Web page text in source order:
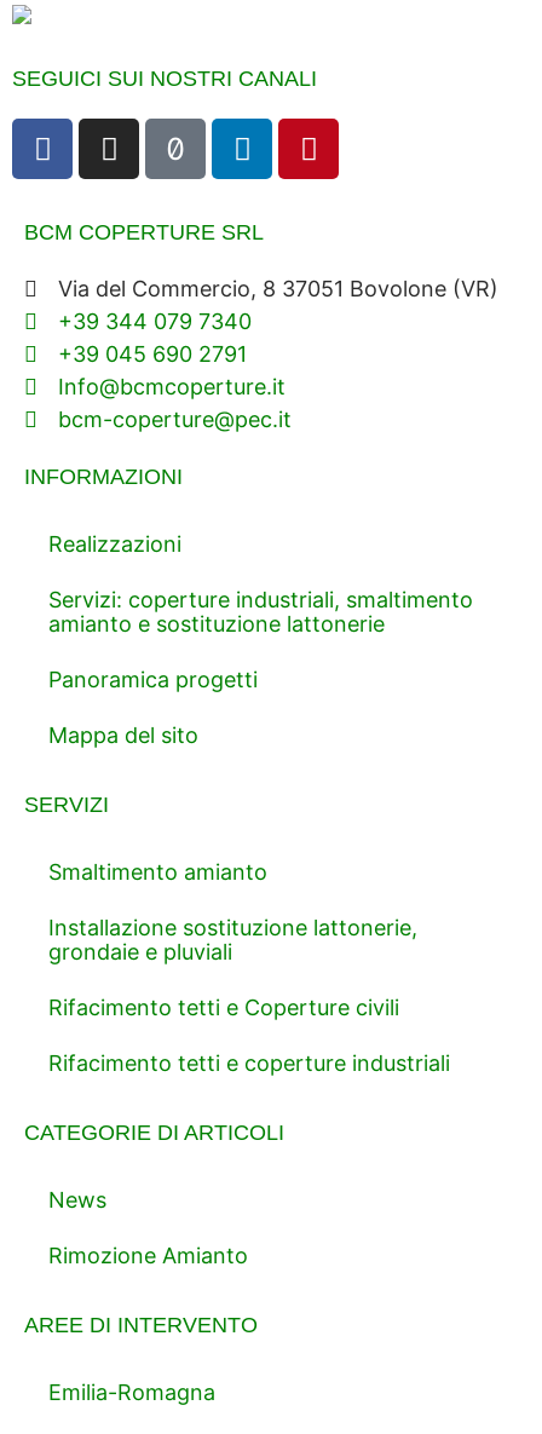
SEGUICI SUI NOSTRI CANALI
BCM COPERTURE SRL
Via del Commercio, 8 37051 Bovolone (VR)
+39 344 079 7340
+39 045 690 2791
Info@bcmcoperture.it
bcm-coperture@pec.it
INFORMAZIONI
Realizzazioni
Servizi: coperture industriali, smaltimento
amianto e sostituzione lattonerie
Panoramica progetti
Mappa del sito
SERVIZI
Smaltimento amianto
Installazione sostituzione lattonerie,
grondaie e pluviali
Rifacimento tetti e Coperture civili
Rifacimento tetti e coperture industriali
CATEGORIE DI ARTICOLI
News
Rimozione Amianto
AREE DI INTERVENTO
Emilia-Romagna